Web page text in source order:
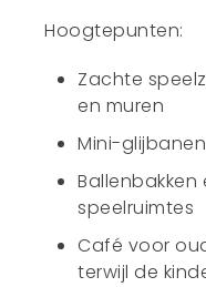
Hoogtepunten:
Zachte
en muren
Mini-
Ballenbakken
speelruimtes
Café voor
terwijl de